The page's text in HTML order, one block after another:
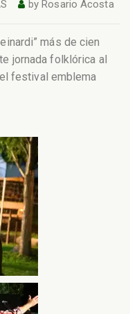
by Rosario Acosta
más de cien
jornada folklórica al
festival emblema